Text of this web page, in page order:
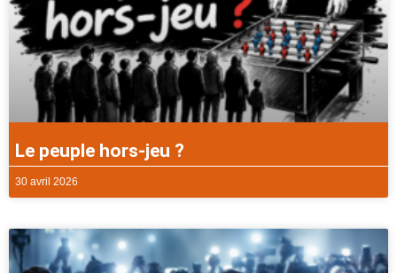
Le peuple hors-jeu ?
30 avril 2026